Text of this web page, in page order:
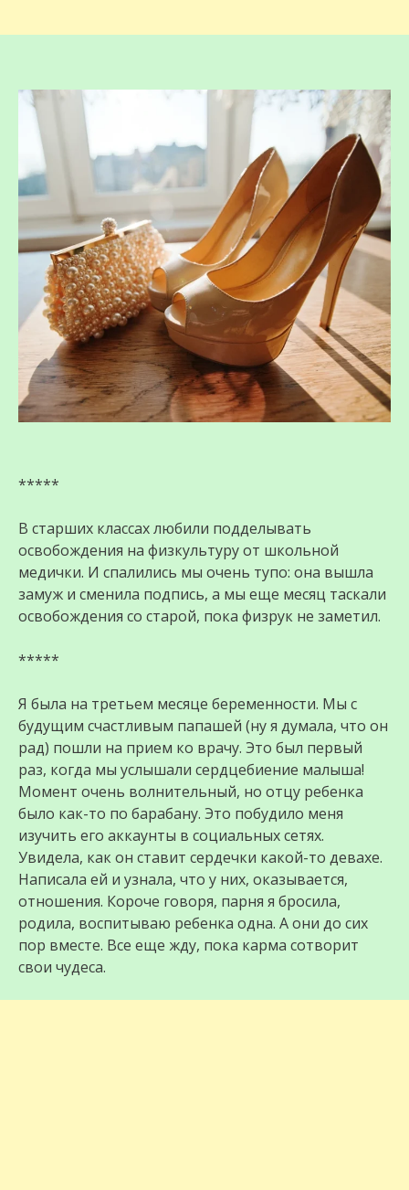
*****
В старших классах любили подделывать
освобождения на физкультуру от школьной
медички. И спалились мы очень тупо: она вышла
замуж и сменила подпись, а мы еще месяц таскали
освобождения со старой, пока физрук не заметил.
*****
Я была на третьем месяце беременности. Мы с
будущим счастливым папашей (ну я думала, что он
рад) пошли на прием ко врачу. Это был первый
раз, когда мы услышали сердцебиение малыша!
Момент очень волнительный, но отцу ребенка
было как-то по барабану. Это побудило меня
изучить его аккаунты в социальных сетях.
Увидела, как он ставит сердечки какой-то девахе.
Написала ей и узнала, что у них, оказывается,
отношения. Короче говоря, парня я бросила,
родила, воспитываю ребенка одна. А они до сих
пор вместе. Все еще жду, пока карма сотворит
свои чудеса.